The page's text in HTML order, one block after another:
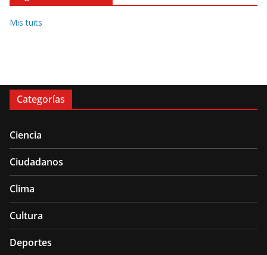
Mis tuits
Categorías
Ciencia
Ciudadanos
Clima
Cultura
Deportes